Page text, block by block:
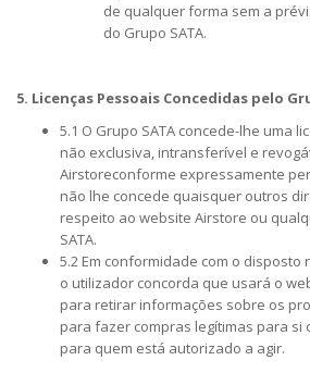
de qualquer forma sem a
do Grupo SATA.
5. Licenças Pessoais Concedidas pelo
5.1 O Grupo SATA concede-lhe uma
não exclusiva, intransferível e
Airstoreconforme expressamente
não lhe concede quaisquer outros
respeito ao website Airstore ou
SATA.
5.2 Em conformidade com o
o utilizador concorda que usará o
para retirar informações sobre os
para fazer compras legítimas para si
para quem está autorizado a agir.